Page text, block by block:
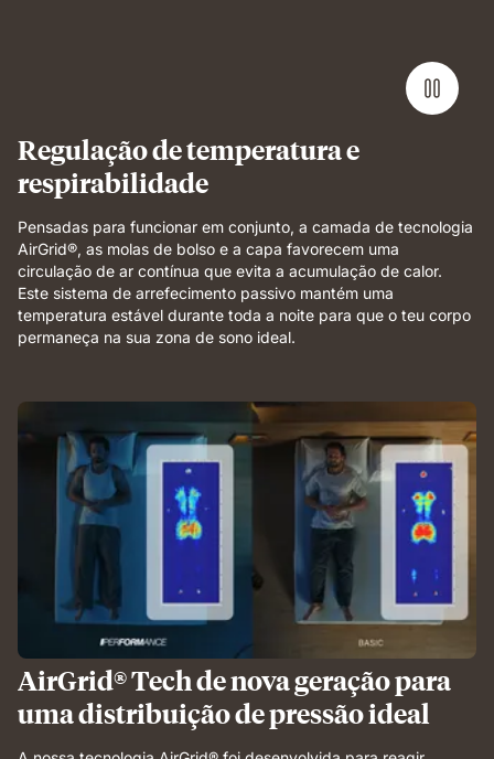
breathable
comfort.
Regulação de temperatura e
respirabilidade
Pensadas para funcionar em conjunto, a camada de tecnologia
AirGrid®, as molas de bolso e a capa favorecem uma
circulação de ar contínua que evita a acumulação de calor.
Este sistema de arrefecimento passivo mantém uma
temperatura estável durante toda a noite para que o teu corpo
permaneça na sua zona de sono ideal.
AirGrid® Tech de nova geração para
uma distribuição de pressão ideal